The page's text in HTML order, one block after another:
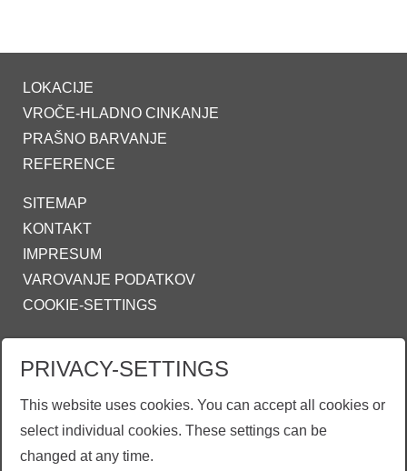
LOKACIJE
VROČE-HLADNO CINKANJE
PRAŠNO BARVANJE
REFERENCE
SITEMAP
KONTAKT
IMPRESUM
VAROVANJE PODATKOV
COOKIE-SETTINGS
EGGA - European Galvanizers Association
PRIVACY-SETTINGS
This website uses cookies. You can accept all cookies or
select individual cookies. These settings can be
changed at any time.